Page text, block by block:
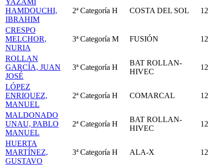
YAZAMI
HAMDOUCHI,
IBRAHIM
2ª Categoría H COSTA DEL SOL 12
CRESPO
MELCHOR,
NURIA
3ª Categoría M FUSIÓN 12
ROLLAN
GARCÍA, JUAN
JOSÉ
3ª Categoría H
BAT ROLLAN-
HIVEC
12
LÓPEZ
ENRIQUEZ,
MANUEL
2ª Categoría H COMARCAL 12
MALDONADO
UNAU, PABLO
MANUEL
2ª Categoría H
BAT ROLLAN-
HIVEC
12
HUERTA
MARTÍNEZ,
GUSTAVO
3ª Categoría H ALA-X 12